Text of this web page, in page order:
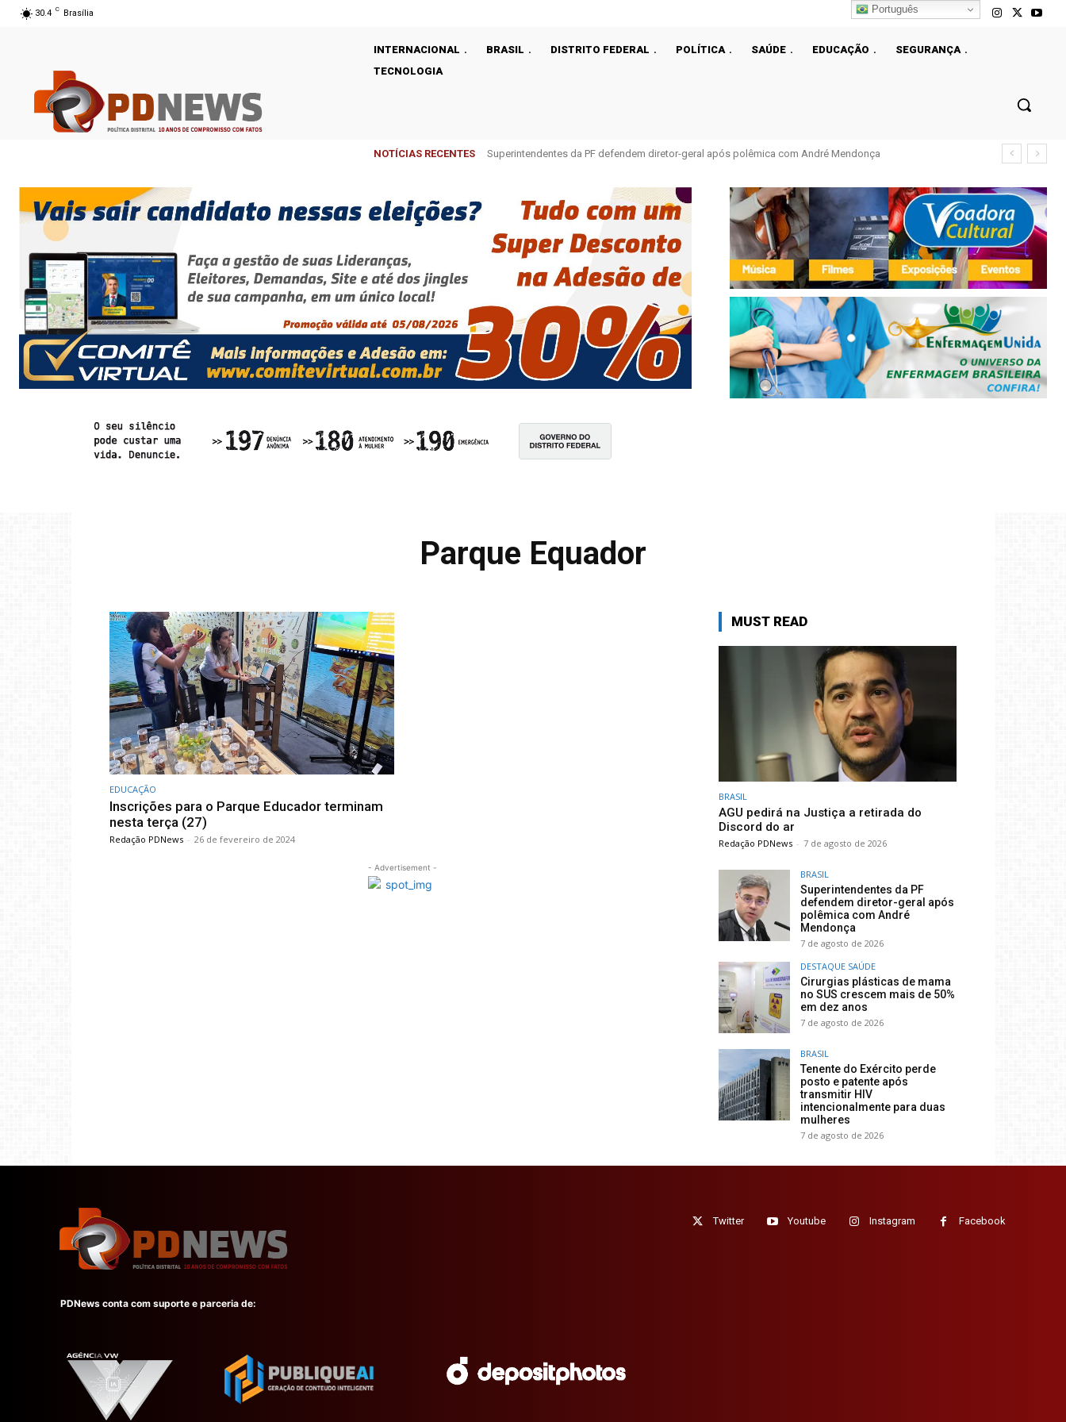
30.4 C Brasília
INTERNACIONAL BRASIL DISTRITO FEDERAL POLÍTICA SAÚDE EDUCAÇÃO
SEGURANÇA
TECNOLOGIA
NOTÍCIAS RECENTES Superintendentes da PF defendem diretor-geral após polêmica com André Mendonça
Parque Equador
EDUCAÇÃO
Inscrições para o Parque Educador terminam
nesta terça (27)
Redação PDNews - 26 de fevereiro de 2024
- Advertisement -
MUST READ
BRASIL
AGU pedirá na Justiça a retirada do
Discord do ar
Redação PDNews - 7 de agosto de 2026
BRASIL
Superintendentes da PF
defendem diretor-geral após
polêmica com André
Mendonça
7 de agosto de 2026
DESTAQUE SAÚDE
Cirurgias plásticas de mama
no SUS crescem mais de 50%
em dez anos
7 de agosto de 2026
BRASIL
Tenente do Exército perde
posto e patente após
transmitir HIV
intencionalmente para duas
mulheres
7 de agosto de 2026
Twitter Youtube Instagram Facebook
PDNews conta com suporte e parceria de:
Português